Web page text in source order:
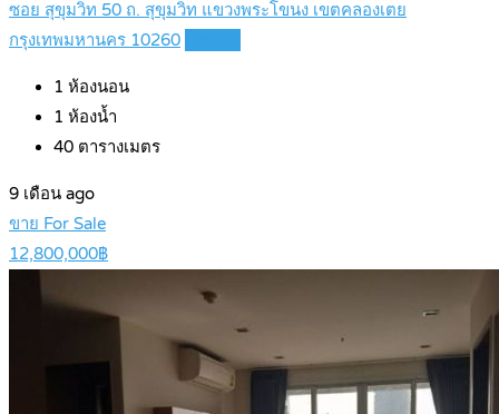
ซอย สุขุมวิท 50 ถ. สุขุมวิท แขวงพระโขนง เขตคลองเตย
กรุงเทพมหานคร 10260
1 ห้องนอน
1 ห้องน้ำ
40 ตารางเมตร
9 เดือน ago
ขาย For Sale
12,800,000฿